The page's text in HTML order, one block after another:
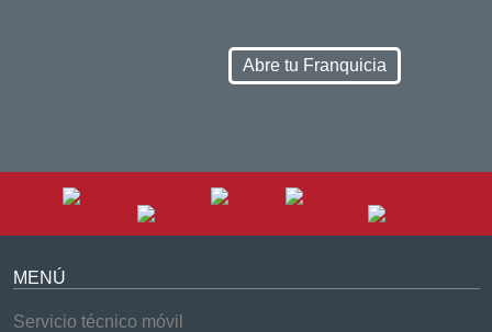
Abre tu Franquicia
MENÚ
Servicio técnico móvil